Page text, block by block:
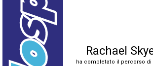
Rachael
ha completato il percorso di